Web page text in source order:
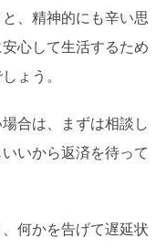
、精神的にも辛い思
心して生活するため
ょう。
合は、まずは相談し
いから返済を待って
何かを告げて遅延状